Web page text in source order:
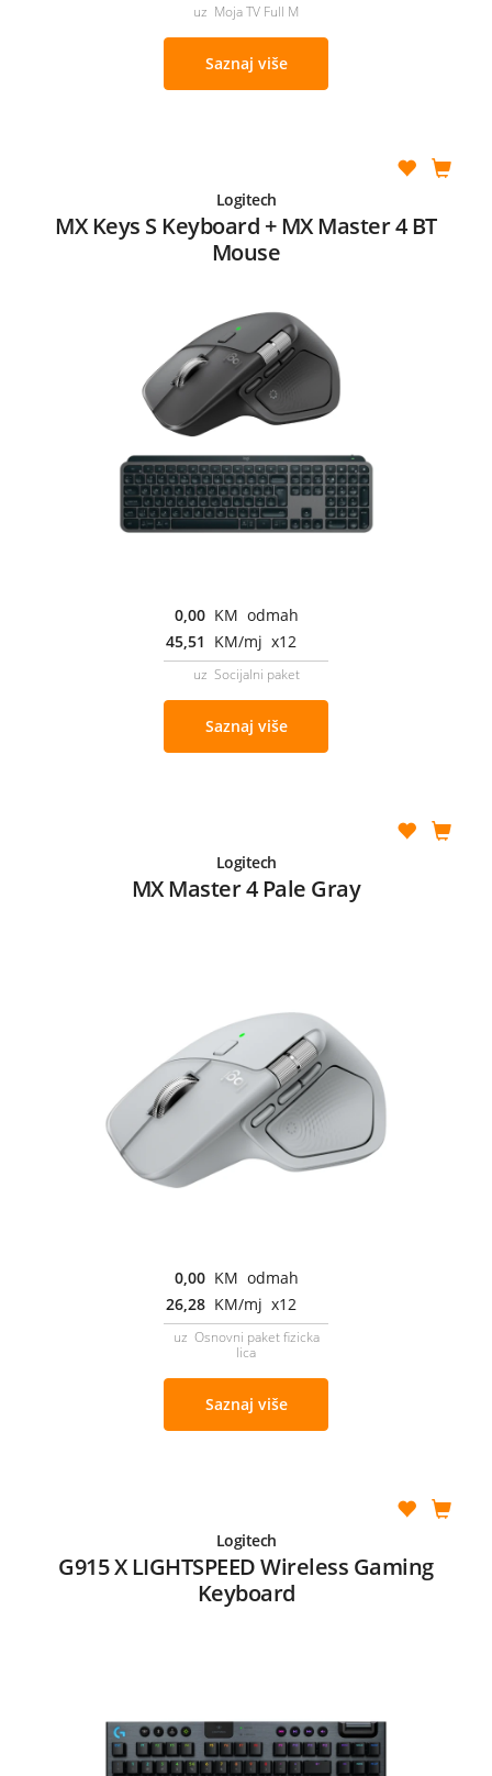
uz Moja TV Full M
Saznaj više
Logitech
MX Keys S Keyboard + MX Master 4 BT
Mouse
0,00 KM odmah
45,51 KM/mj x12
uz Socijalni paket
Saznaj više
Logitech
MX Master 4 Pale Gray
0,00 KM odmah
26,28 KM/mj x12
uz Osnovni paket fizicka
lica
Saznaj više
Logitech
G915 X LIGHTSPEED Wireless Gaming
Keyboard